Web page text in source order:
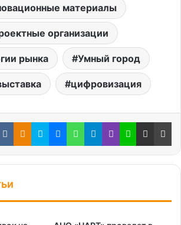
материалы
организации
рынка Умный город
цифровизация
Вконтакте
Одноклассники
SkypeMessenger
WhatsApp
Telegram
ViberLine Поделиться через электронную почту